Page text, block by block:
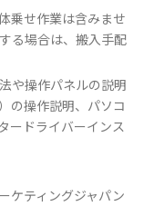
乗せ作業は含みませ
る場合は、搬入手配
や操作パネルの説明
の操作説明、パソコ
ードライバーインス
ケティングジャパン